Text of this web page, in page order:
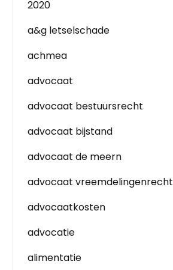
2020
a&g letselschade
achmea
advocaat
advocaat bestuursrecht
advocaat bijstand
advocaat de meern
advocaat vreemdelingenrecht
advocaatkosten
advocatie
alimentatie